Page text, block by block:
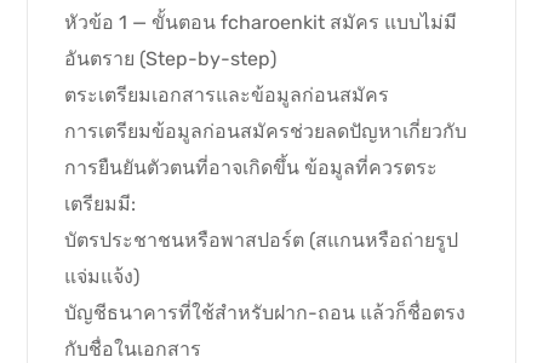
หัวข้อ 1 — ขั้นตอน fcharoenkit สมัคร แบบไม่มี
อันตราย (Step-by-step)
ตระเตรียมเอกสารและข้อมูลก่อนสมัคร
การเตรียมข้อมูลก่อนสมัครช่วยลดปัญหาเกี่ยวกับ
การยืนยันตัวตนที่อาจเกิดขึ้น ข้อมูลที่ควรตระ
เตรียมมี:
บัตรประชาชนหรือพาสปอร์ต (สแกนหรือถ่ายรูป
แจ่มแจ้ง)
บัญชีธนาคารที่ใช้สำหรับฝาก-ถอน แล้วก็ชื่อตรง
กับชื่อในเอกสาร